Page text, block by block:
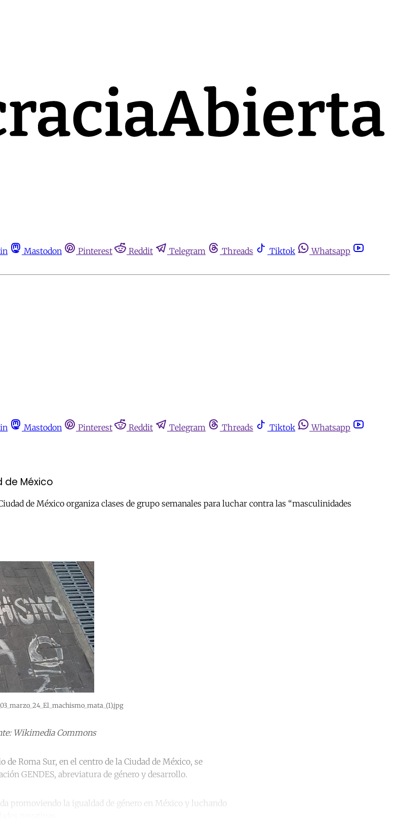
Mastodon Pinterest Reddit Telegram Threads Tiktok
Whatsapp
Mastodon Pinterest Reddit Telegram Threads Tiktok
Whatsapp
de México
de México organiza clases de grupo semanales para luchar contra las “masculinidades
Wikimedia Commons
Roma Sur, en el centro de la Ciudad de México, se
GENDES, abreviatura de género y desarrollo.
promoviendo la igualdad de género en México y luchando